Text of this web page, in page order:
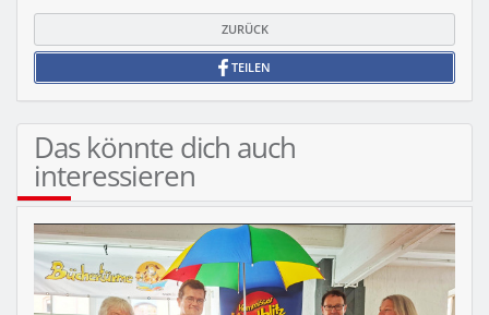
ZURÜCK
TEILEN
Das könnte dich auch
interessieren